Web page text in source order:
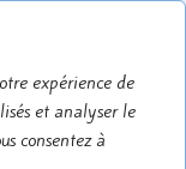
expérience de
et analyser le
consentez à